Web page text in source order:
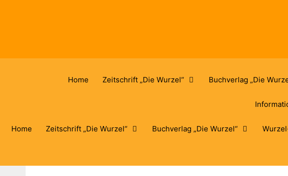
Home Zeitschrift „Die Wurzel“ Buchverlag „Die
Home Zeitschrift „Die Wurzel“ Buchverlag „Die Wurzel“